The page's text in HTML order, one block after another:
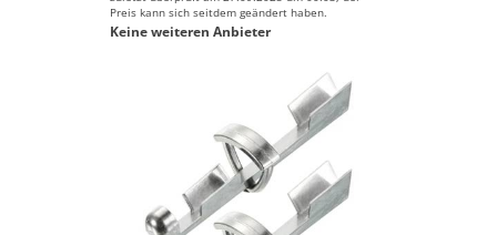
Preis kann sich seitdem geändert haben.
Keine weiteren Anbieter